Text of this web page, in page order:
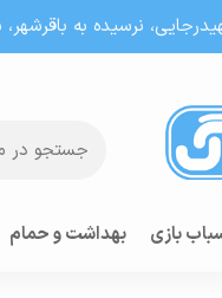
نرسیده به باقرشهر،
بازی بهداشت و حمام